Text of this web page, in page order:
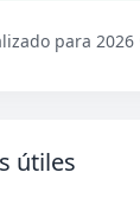
para
útiles